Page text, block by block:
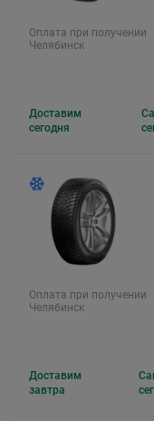
Оплата при получении
Челябинск
Доставим
сегодня
Оплата при получении
Челябинск
Доставим
завтра